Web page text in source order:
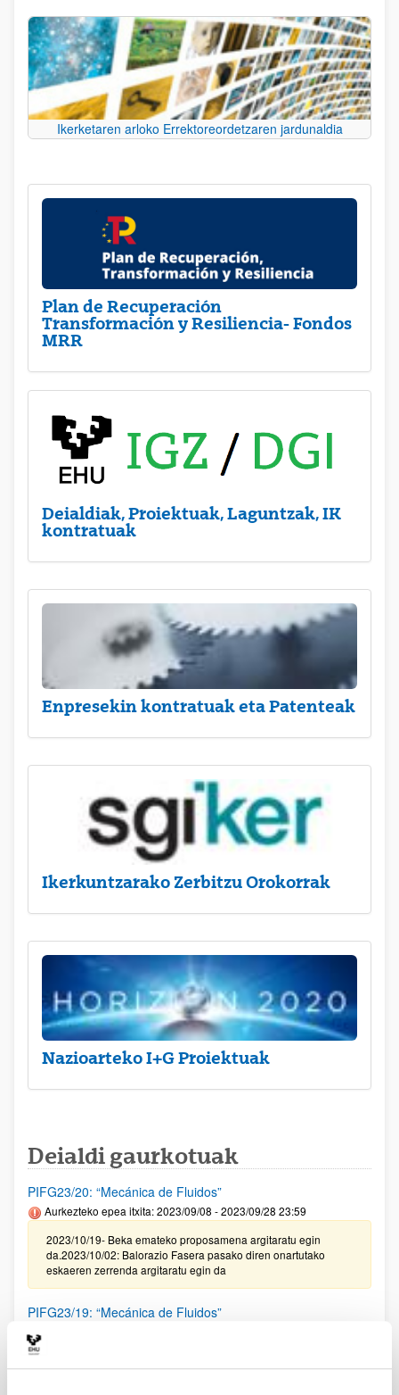
Ikerketaren arloko Errektoreordetzaren jardunaldia
Plan de Recuperación
Transformación y Resiliencia- Fondos
MRR
Deialdiak, Proiektuak, Laguntzak, IK
kontratuak
Enpresekin kontratuak eta Patenteak
Ikerkuntzarako Zerbitzu Orokorrak
Nazioarteko I+G Proiektuak
Deialdi gaurkotuak
PIFG23/20: “Mecánica de Fluidos”
Aurkezteko epea itxita: 2023/09/08 - 2023/09/28 23:59
2023/10/19- Beka emateko proposamena argitaratu egin
da.2023/10/02: Balorazio Fasera pasako diren onartutako
eskaeren zerrenda argitaratu egin da
PIFG23/19: “Mecánica de Fluidos”